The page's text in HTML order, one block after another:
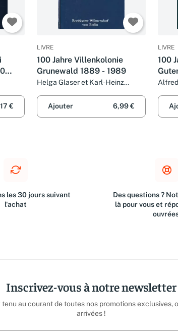
€
LIVRE
100 Jahre Villenkolonie
Grunewald 1889 - 1989
Helga Glaser et Karl-Heinz
Ajouter
6,99 €
LIVRE
100
les 30 jours suivant
l'achat
Des questions ?
là pour vous et
Inscrivez-vous à notre newsletter
tenu au courant de toutes nos promotions exclusives,
arrivées !